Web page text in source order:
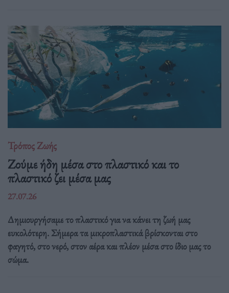
Τρόπος Ζωής
Ζούμε ήδη μέσα στο πλαστικό και το
πλαστικό ζει μέσα μας
27.07.26
Δημιουργήσαμε το πλαστικό για να κάνει τη ζωή μας
ευκολότερη. Σήμερα τα μικροπλαστικά βρίσκονται στο
φαγητό, στο νερό, στον αέρα και πλέον μέσα στο ίδιο μας το
σώμα.